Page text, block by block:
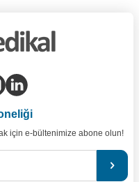
için e-bültenimize abone olun!